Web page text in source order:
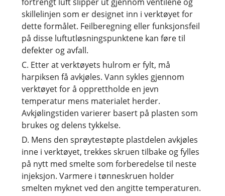
skillelinjen som er designet inn i verktøyet for
dette formålet. Feilberegning eller funksjonsfeil
på disse luftutløsningspunktene kan føre til
defekter og avfall.
C. Etter at verktøyets hulrom er fylt, må
harpiksen få avkjøles. Vann sykles gjennom
verktøyet for å opprettholde en jevn
temperatur mens materialet herder.
Avkjølingstiden varierer basert på plasten som
brukes og delens tykkelse.
D. Mens den sprøytestøpte plastdelen avkjøles
inne i verktøyet, trekkes skruen tilbake og fylles
på nytt med smelte som forberedelse til neste
injeksjon. Varmere i tønneskruen holder
smelten myknet ved den angitte temperaturen.